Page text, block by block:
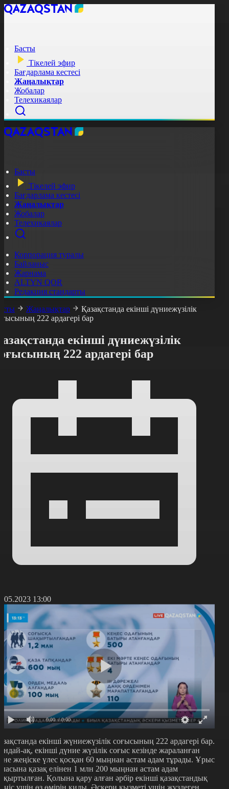
Басты
Тікелей эфир
Бағдарлама кестесі
Жаңалықтар
Жобалар
Телехикаялар
Басты
Тікелей эфир
Бағдарлама кестесі
Жаңалықтар
Жобалар
Телехикаялар
Корпорация туралы
Байланыс
Жарнама
ALTYN QOR
Редакция стандарты
Жаңалықтар
Қазақстанда екінші дүниежүзілік
222 ардагері бар
екінші дүниежүзілік
222 ардагері бар
13:00
0:00 / 0:00
екінші жүниежүзілік соғысының 222 ардагері бар.
ақ, екінші дүние жүзілік соғыс кезінде жараланған
жеңіске үлес қосқан 60 мыңнан астам адам тұрады. Ұрыс
қазақ елінен 1 млн 200 мыңнан астам адам
Қолына қару алған әрбір екінші қазақстандық
үшін өз өмірін қиды. Әскери қызметі үшін жүздеген